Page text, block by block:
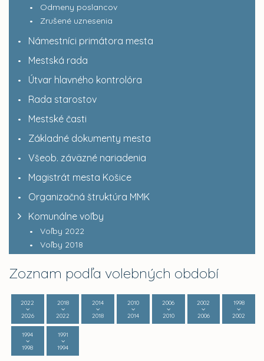
Odmeny poslancov
Zrušené uznesenia
Námestníci primátora mesta
Mestská rada
Útvar hlavného kontrolóra
Rada starostov
Mestské časti
Základné dokumenty mesta
Všeob. záväzné nariadenia
Magistrát mesta Košice
Organizačná štruktúra MMK
Komunálne voľby
Voľby 2022
Voľby 2018
Zoznam podľa volebných období
2022
2026
2018
2022
2014
2018
2010
2014
2006
2010
2002
2006
1998
2002
1994
1998
1991
1994